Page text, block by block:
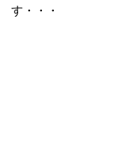
す・・・